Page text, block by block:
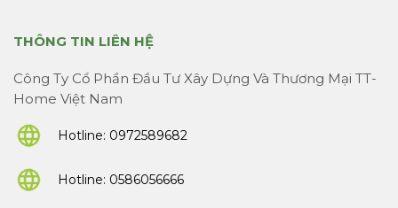
THÔNG TIN LIÊN HỆ
Công Ty Cổ Phần Đầu Tư Xây Dựng Và Thương Mại TT-
Home Việt Nam
Hotline: 0972589682
Hotline: 0586056666